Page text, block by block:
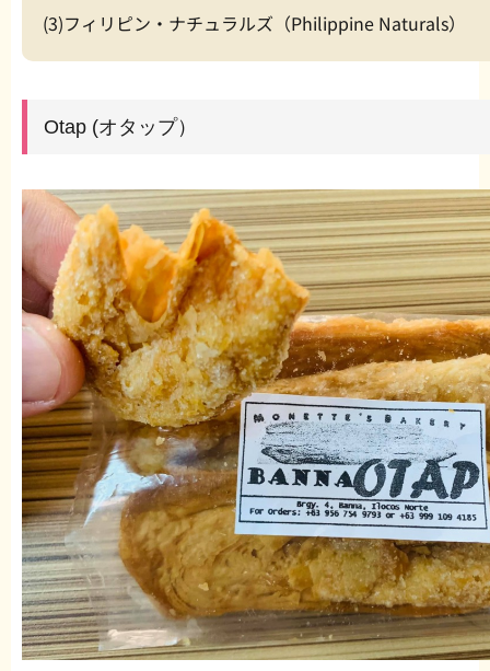
(3)フィリピン・ナチュラルズ（Philippine Naturals）
Otap (オタップ）